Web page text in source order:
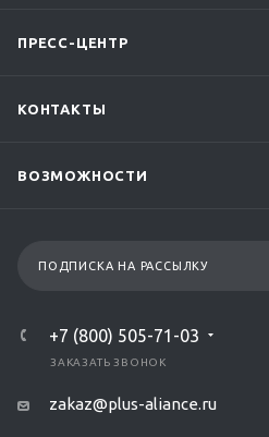
ПРЕСС-ЦЕНТР
КОНТАКТЫ
ВОЗМОЖНОСТИ
ПОДПИСКА НА РАССЫЛКУ
+7 (800) 505-71-03
ЗАКАЗАТЬ ЗВОНОК
zakaz@plus-aliance.ru